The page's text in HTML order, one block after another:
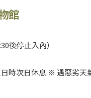
館
後停止入內）
時次日休息 ※ 遇惡劣天